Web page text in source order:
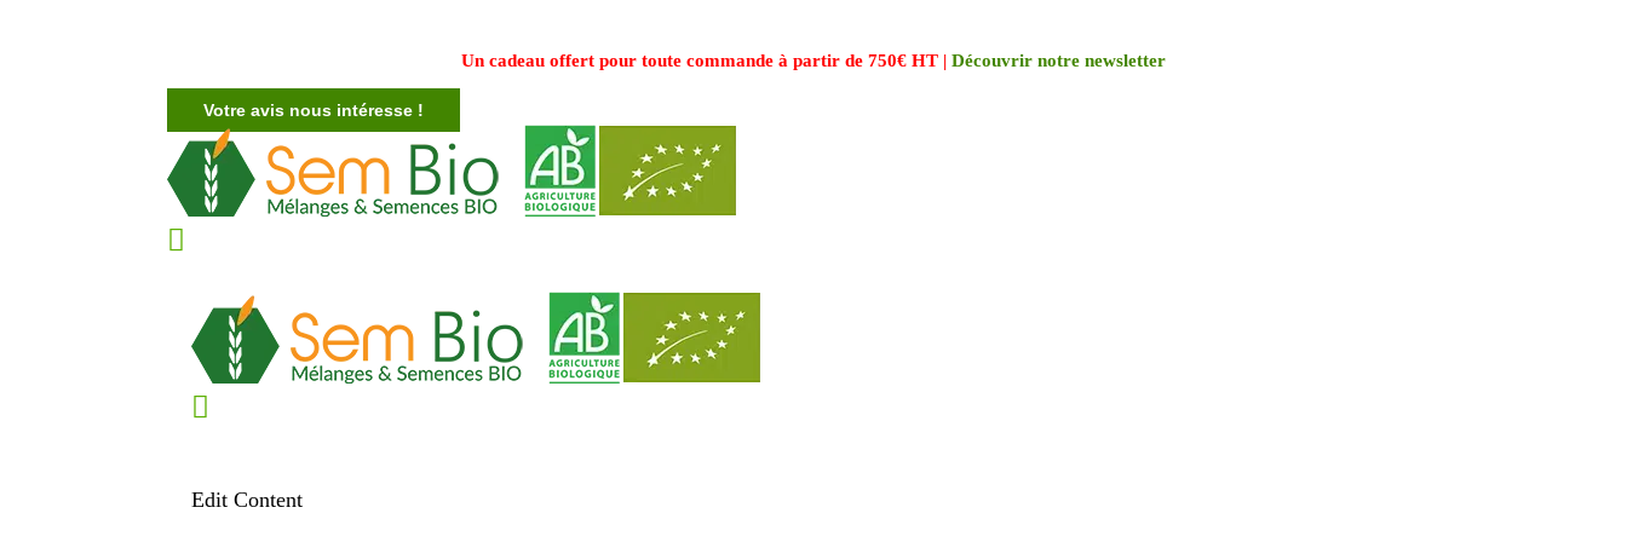
Un cadeau offert pour toute commande à partir de 750€ HT | Découvrir notre newsletter
Votre avis nous intéresse !
Edit Content